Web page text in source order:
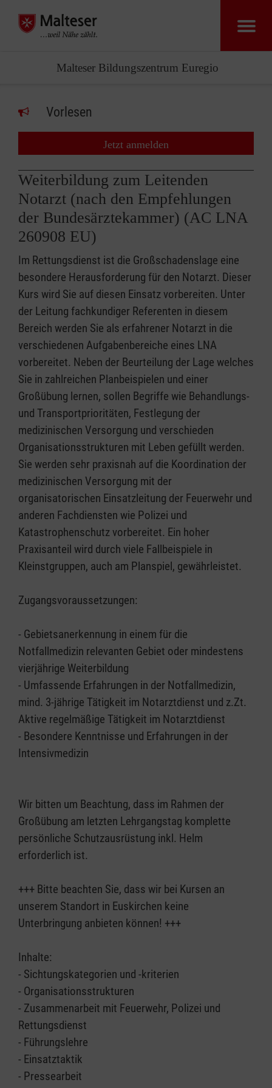
Malteser Bildungszentrum Euregio
Vorlesen
Jetzt anmelden
Weiterbildung zum Leitenden
Notarzt (nach den Empfehlungen
der Bundesärztekammer) (AC LNA
260908 EU)
Im Rettungsdienst ist die Großschadenslage eine
besondere Herausforderung für den Notarzt. Dieser
Kurs wird Sie auf diesen Einsatz vorbereiten. Unter
der Leitung fachkundiger Referenten in diesem
Bereich werden Sie als erfahrener Notarzt in die
verschiedenen Aufgabenbereiche eines LNA
vorbereitet. Neben der Beurteilung der Lage welches
Sie in zahlreichen Planbeispielen und einer
Großübung lernen, sollen Begriffe wie Behandlungs-
und Transportprioritäten, Festlegung der
medizinischen Versorgung und verschieden
Organisationsstrukturen mit Leben gefüllt werden.
Sie werden sehr praxisnah auf die Koordination der
medizinischen Versorgung mit der
organisatorischen Einsatzleitung der Feuerwehr und
anderen Fachdiensten wie Polizei und
Katastrophenschutz vorbereitet. Ein hoher
Praxisanteil wird durch viele Fallbeispiele in
Kleinstgruppen, auch am Planspiel, gewährleistet.
Zugangsvoraussetzungen:
- Gebietsanerkennung in einem für die
Notfallmedizin relevanten Gebiet oder mindestens
vierjährige Weiterbildung
- Umfassende Erfahrungen in der Notfallmedizin,
mind. 3-jährige Tätigkeit im Notarztdienst und z.Zt.
Aktive regelmäßige Tätigkeit im Notarztdienst
- Besondere Kenntnisse und Erfahrungen in der
Intensivmedizin
Wir bitten um Beachtung, dass im Rahmen der
Großübung am letzten Lehrgangstag komplette
persönliche Schutzausrüstung inkl. Helm
erforderlich ist.
+++ Bitte beachten Sie, dass wir bei Kursen an
unserem Standort in Euskirchen keine
Unterbringung anbieten können! +++
Inhalte:
- Sichtungskategorien und -kriterien
- Organisationsstrukturen
- Zusammenarbeit mit Feuerwehr, Polizei und
Rettungsdienst
- Führungslehre
- Einsatztaktik
- Pressearbeit